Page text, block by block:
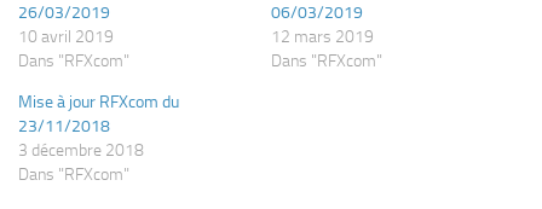
26/03/2019
10 avril 2019
Dans "RFXcom"
06/03/2019
12 mars 2019
Dans "RFXcom"
Mise à jour RFXcom du
23/11/2018
3 décembre 2018
Dans "RFXcom"